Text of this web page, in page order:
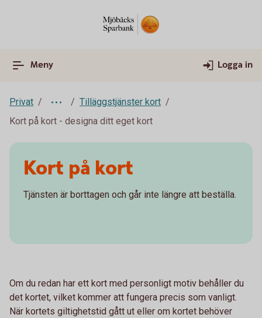
Meny Logga in
Privat
Tilläggstjänster kort
Kort på kort - designa ditt eget kort
Kort på kort
Tjänsten är borttagen och går inte längre att beställa.
Om du redan har ett kort med personligt motiv behåller du
det kortet, vilket kommer att fungera precis som vanligt.
När kortets giltighetstid gått ut eller om kortet behöver